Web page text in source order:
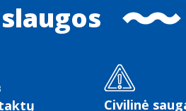
Civilinė